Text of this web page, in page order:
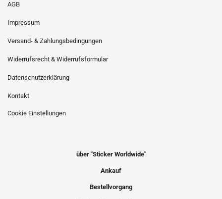
AGB
Impressum
Versand- & Zahlungsbedingungen
Widerrufsrecht & Widerrufsformular
Datenschutzerklärung
Kontakt
Cookie Einstellungen
über "Sticker Worldwide"
Ankauf
Bestellvorgang